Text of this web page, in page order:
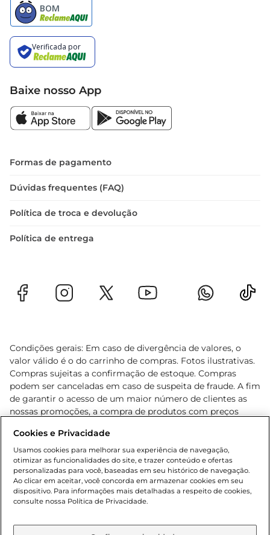
Baixe nosso App
Formas de pagamento
Dúvidas frequentes (FAQ)
Política de troca e devolução
Política de entrega
Condições gerais: Em caso de divergência de valores, o
valor válido é o do carrinho de compras. Fotos ilustrativas.
Compras sujeitas a confirmação de estoque. Compras
podem ser canceladas em caso de suspeita de fraude. A fim
de garantir o acesso de um maior número de clientes as
nossas promoções, a compra de produtos com preços
cliente. Os preços, ofertas e condições são exclusivos para
o e-commerce e válidos durante o dia de hoje, podendo
sofrer alterações sem prévia notificação. Proibida a venda
de bebidas alcoólicas para menores de 18 anos, conforme
Lei n.º 8069/90, art. 81, inciso II (Estatuto da Criança e do
Adolescente). Preços e condições exclusivos para o
aviso prévio. O valor mínimo para as compras on-line é de
Cookies e Privacidade
Usamos cookies para melhorar sua experiência de navegação,
otimizar as funcionalidades do site, e trazer conteúdo e ofertas
personalizadas para você, baseadas em seu histórico de navegação.
Ao clicar em aceitar, você concorda em armazenar cookies em seu
dispositivo. Para informações mais detalhadas a respeito de cookies,
consulte nossa Política de Privacidade.